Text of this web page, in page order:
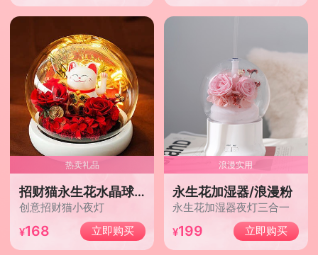
热卖礼品
招财猫永生花水晶球玻璃罩小夜灯
创意招财猫小夜灯
168 立即购买
浪漫实用
永生花加湿器/浪漫粉
永生花加湿器夜灯三合一
199 立即购买